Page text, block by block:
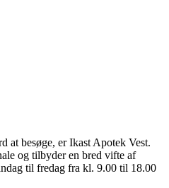
at besøge, er Ikast Apotek Vest.
og tilbyder en bred vifte af
til fredag fra kl. 9.00 til 18.00